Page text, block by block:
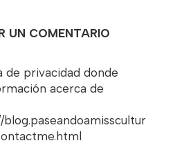
UN COMENTARIO
de privacidad donde
acerca de
blog.paseandoamisscultur